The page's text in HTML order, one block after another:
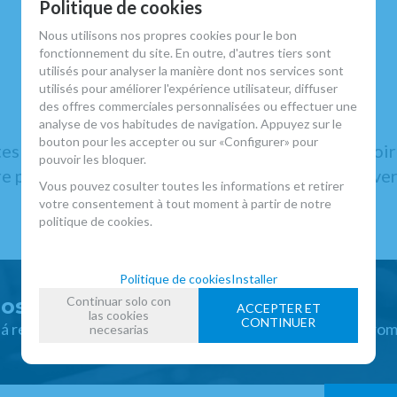
de la clarinette et proposons tous les
pour le clarinettiste qui l’aide à ne pas trop
offres exclusives
recevoir des nouvelles et profitez de réductions et
Politique de cookies
Nous utilisons nos propres cookies pour le bon
fonctionnement du site. En outre, d'autres tiers sont
utilisés pour analyser la manière dont nos services sont
utilisés pour améliorer l'expérience utilisateur, diffuser
des offres commerciales personnalisées ou effectuer une
analyse de vos habitudes de navigation. Appuyez sur le
bouton pour les accepter ou sur «Configurer» pour
pouvoir les bloquer.
Vous pouvez cosulter toutes les informations et retirer
votre consentement à tout moment à partir de notre
politique de cookies.
Politique de cookiesInstaller
Continuar solo con
las cookies
necesarias
ACCEPTER ET
CONTINUER